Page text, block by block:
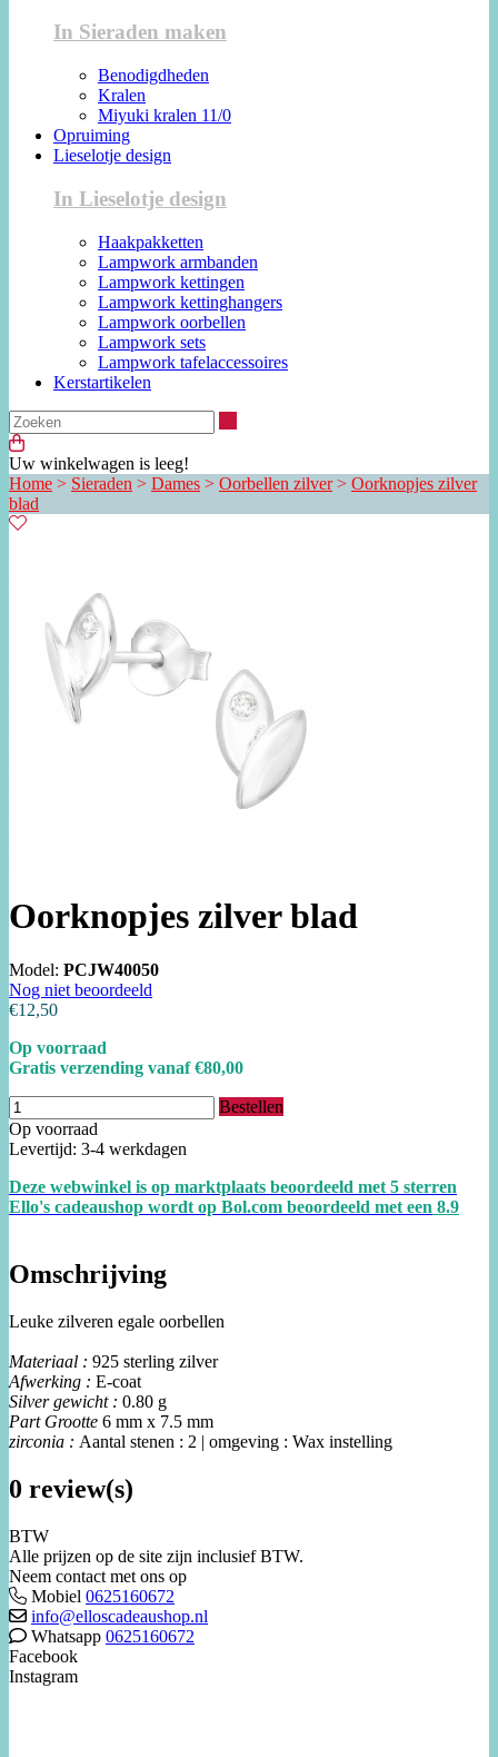
In Sieraden maken
Benodigdheden
Kralen
Miyuki kralen 11/0
Opruiming
Lieselotje design
In Lieselotje design
Haakpakketten
Lampwork armbanden
Lampwork kettingen
Lampwork kettinghangers
Lampwork oorbellen
Lampwork sets
Lampwork tafelaccessoires
Kerstartikelen
Uw winkelwagen is leeg!
Home > Sieraden > Dames > Oorbellen zilver> Oorknopjes zilver
blad
Oorknopjes zilver blad
Model: PCJW40050
Nog niet beoordeeld
€12,50
Op voorraad
Gratis verzending vanaf €80,00
Bestellen
Op voorraad
Levertijd: 3-4 werkdagen
Deze webwinkel is op marktplaats beoordeeld met 5 sterren
Ello's cadeaushop wordt op Bol.com beoordeeld met een 8.9
Omschrijving
Leuke zilveren egale oorbellen
Materiaal : 925 sterling zilver
Afwerking : E-coat
Silver gewicht : 0.80 g
Part Grootte 6 mm x 7.5 mm
zirconia : Aantal stenen : 2 | omgeving : Wax instelling
0 review(s)
BTW
Alle prijzen op de site zijn inclusief BTW.
Neem contact met ons op
Mobiel 0625160672
info@elloscadeaushop.nl
Whatsapp 0625160672
Facebook
Instagram